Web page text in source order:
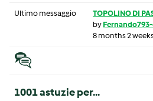
Ultimo messaggio
TOPOLINO DI
by
8 months 2
1001 astuzie per...